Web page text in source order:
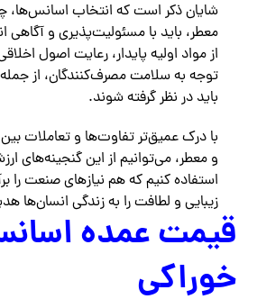
شایان ذکر است که انتخاب اسانس‌ها،
معطر، باید با مسئولیت‌پذیری و آگاهی
از مواد اولیه پایدار، رعایت اصول
توجه به سلامت مصرف‌کنندگان، از
باید در نظر گرفته شوند.
با درک عمیق‌تر تفاوت‌ها و تعاملات
و معطر، می‌توانیم از این گنجینه‌های
استفاده کنیم که هم نیازهای صنعت را
زیبایی و لطافت را به زندگی انسان‌ها
قیمت عمده
خوراکی